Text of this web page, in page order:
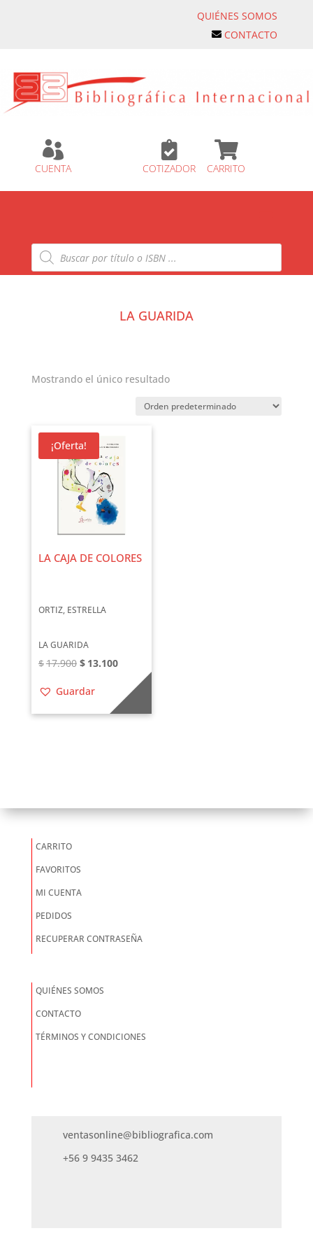
QUIÉNES SOMOS
CONTACTO

CUENTA

COTIZADOR

CARRITO
Búsqueda
de
productos
LA GUARIDA
Mostrando el único resultado
¡Oferta!
LA CAJA DE COLORES
ORTIZ, ESTRELLA
LA GUARIDA
$17.900 El
original
era:
$ 13.100El
precio
actual
es:
Guardar
CARRITO
FAVORITOS
MI CUENTA
PEDIDOS
RECUPERAR CONTRASEÑA
QUIÉNES SOMOS
CONTACTO
TÉRMINOS Y CONDICIONES
ventasonline@bibliografica.com
+56 9 9435 3462